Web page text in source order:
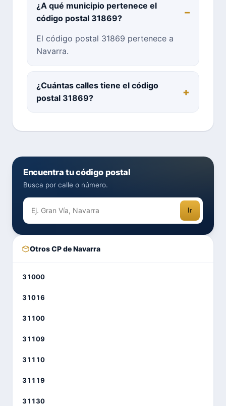
¿A qué municipio pertenece el
código postal 31869?
El código postal 31869 pertenece a
Navarra.
¿Cuántas calles tiene el código
postal 31869?
Encuentra tu código postal
Busca por calle o número.
Ir
Otros CP de Navarra
31000
31016
31100
31109
31110
31119
31130